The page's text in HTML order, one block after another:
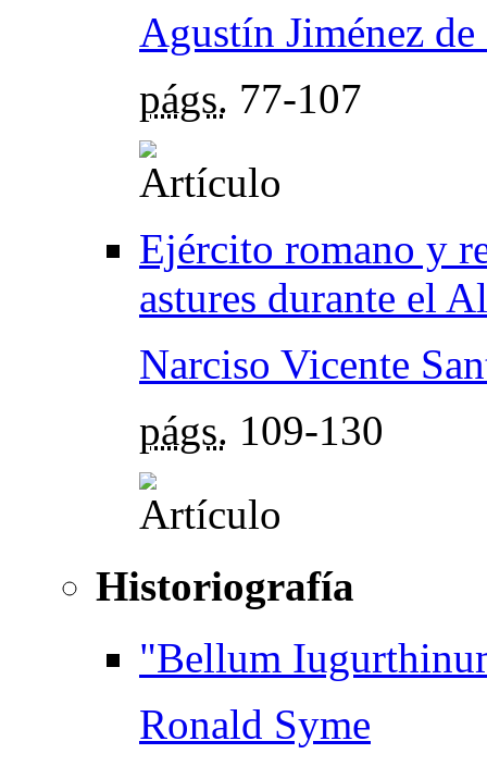
Agustín Jiménez
págs. 77-107
Ejército romano y
astures durante el
Narciso Vicente
págs. 109-130
Historiografía
"Bellum
Ronald Syme